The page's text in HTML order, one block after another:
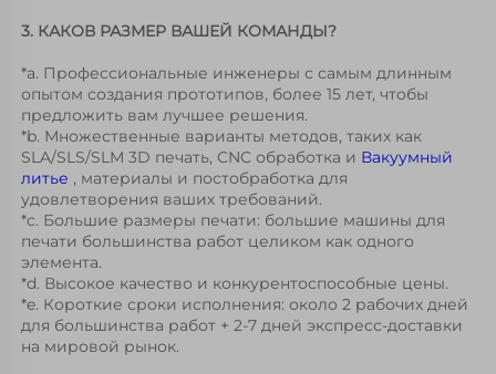
3. КАКОВ РАЗМЕР ВАШЕЙ КОМАНДЫ?
*а. Профессиональные инженеры с самым длинным
опытом создания прототипов, более 15 лет, чтобы
предложить вам лучшее решения.
*b. Множественные варианты методов, таких как
SLA/SLS/SLM 3D печать, CNC обработка и Вакуумный
литье , материалы и постобработка для
удовлетворения ваших требований.
*c. Большие размеры печати: большие машины для
печати большинства работ целиком как одного
элемента.
*d. Высокое качество и конкурентоспособные цены.
*e. Короткие сроки исполнения: около 2 рабочих дней
для большинства работ + 2-7 дней экспресс-доставки
на мировой рынок.